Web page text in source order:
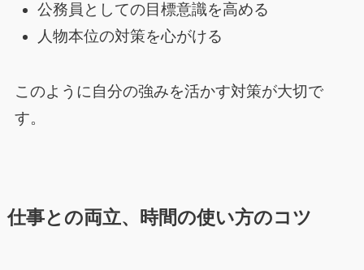
公務員としての目標意識を高める
人物本位の対策を心がける
このように自分の強みを活かす対策が大切で
す。
仕事との両立、時間の使い方のコツ